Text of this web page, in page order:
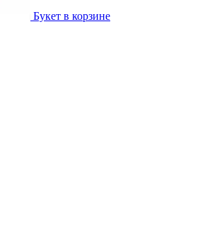
Букет в корзине